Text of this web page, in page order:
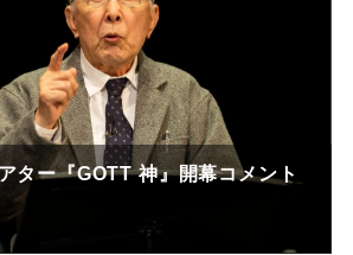
ター『GOTT 神』開幕コメント